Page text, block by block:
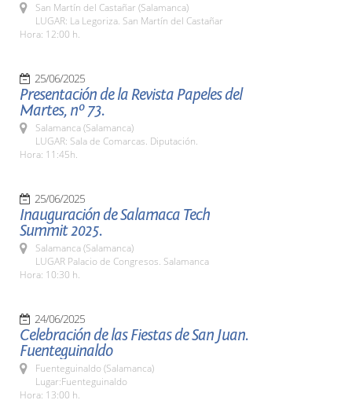
San Martín del Castañar (Salamanca)
LUGAR: La Legoriza. San Martín del Castañar
Hora: 12:00 h.
25/06/2025
Presentación de la Revista Papeles del
Martes, nº 73.
Salamanca (Salamanca)
LUGAR: Sala de Comarcas. Diputación.
Hora: 11:45h.
25/06/2025
Inauguración de Salamaca Tech
Summit 2025.
Salamanca (Salamanca)
LUGAR Palacio de Congresos. Salamanca
Hora: 10:30 h.
24/06/2025
Celebración de las Fiestas de San Juan.
Fuenteguinaldo
Fuenteguinaldo (Salamanca)
Lugar:Fuenteguinaldo
Hora: 13:00 h.